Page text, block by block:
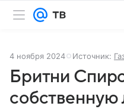
4 ноября 2024 Источник:
Бритни